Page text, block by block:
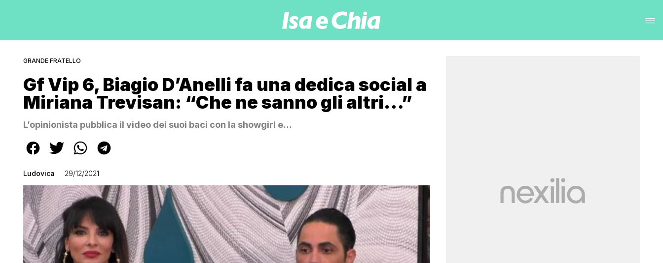
GRANDE FRATELLO
Gf Vip 6, Biagio D’Anelli fa una dedica social a
Miriana Trevisan: “Che ne sanno gli altri…”
L’opinionista pubblica il video dei suoi baci con la showgirl e…
Ludovica 29/12/2021